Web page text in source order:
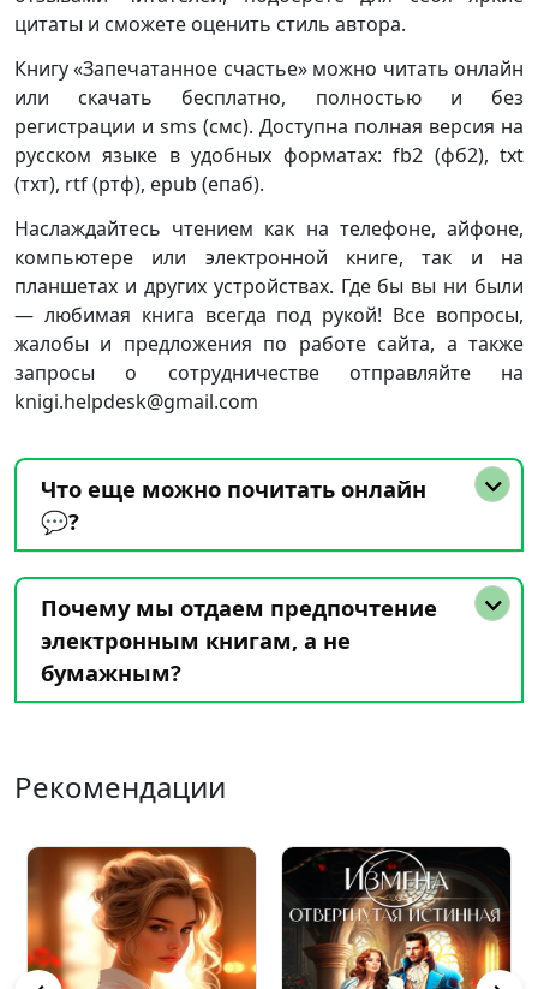
цитаты и сможете оценить стиль автора.
Книгу «Запечатанное счастье» можно читать онлайн
или скачать бесплатно, полностью и без
регистрации и sms (смс). Доступна полная версия на
русском языке в удобных форматах: fb2 (фб2), txt
(тхт), rtf (ртф), epub (епаб).
Наслаждайтесь чтением как на телефоне, айфоне,
компьютере или электронной книге, так и на
планшетах и других устройствах. Где бы вы ни были
— любимая книга всегда под рукой! Все вопросы,
жалобы и предложения по работе сайта, а также
запросы о сотрудничестве отправляйте на
knigi.helpdesk@gmail.com
Что еще можно почитать онлайн
💬?
Почему мы отдаем предпочтение
электронным книгам, а не
бумажным?
Рекомендации